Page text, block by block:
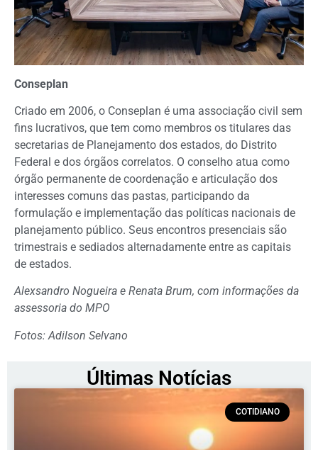
Conseplan
Criado em 2006, o Conseplan é uma associação civil sem
fins lucrativos, que tem como membros os titulares das
secretarias de Planejamento dos estados, do Distrito
Federal e dos órgãos correlatos. O conselho atua como
órgão permanente de coordenação e articulação dos
interesses comuns das pastas, participando da
formulação e implementação das políticas nacionais de
planejamento público. Seus encontros presenciais são
trimestrais e sediados alternadamente entre as capitais
de estados.
Alexsandro Nogueira e Renata Brum, com informações da
assessoria do MPO
Fotos: Adilson Selvano
Últimas Notícias
COTIDIANO